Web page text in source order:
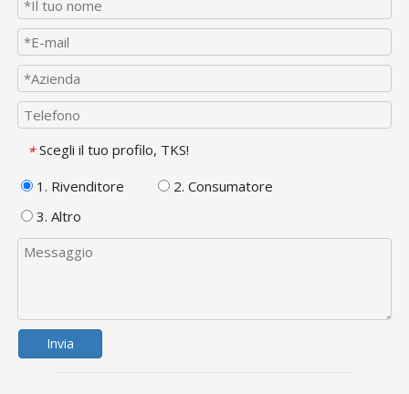
* Scegli il tuo profilo, TKS!
1. Rivenditore
2. Consumatore
3. Altro
Invia